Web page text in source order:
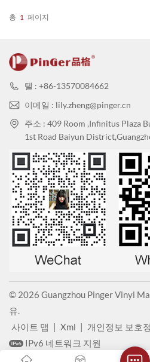
총 1 페이지
텔 : +86-13570084662
이메일 : lily.zheng@pinger.cn
주소 : 409 Room ,Infinitus Plaza
1st Road Baiyun
© 2026 Guangzhou Pinger Vinyl
유.
사이트 맵 | Xml | 개인정보 보호
IPv6 네트워크 지원